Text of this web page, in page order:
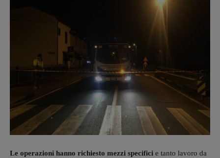
Le operazioni hanno richiesto mezzi specifici e tanto lavoro da